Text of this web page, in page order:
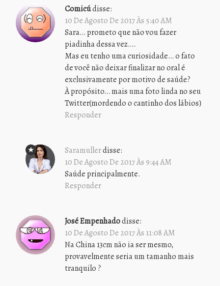
Comicúdisse:
10 De Agosto De 2017 Às 5:40 AM
Sara… prometo que não vou fazer
piadinha dessa vez….
Mas eu tenho uma curiosidade… o fato
de você não deixar finalizar no oral é
exclusivamente por motivo de saúde?
À propósito… mais uma foto linda no seu
Twitter(mordendo o cantinho dos lábios)
Responder
Saramullerdisse:
10 De Agosto De 2017 Às 9:44 AM
Saúde principalmente.
Responder
José Empenhadodisse:
10 De Agosto De 2017 Às 11:08 AM
Na China 13cm não ia ser mesmo,
provavelmente seria um tamanho mais
tranquilo ?